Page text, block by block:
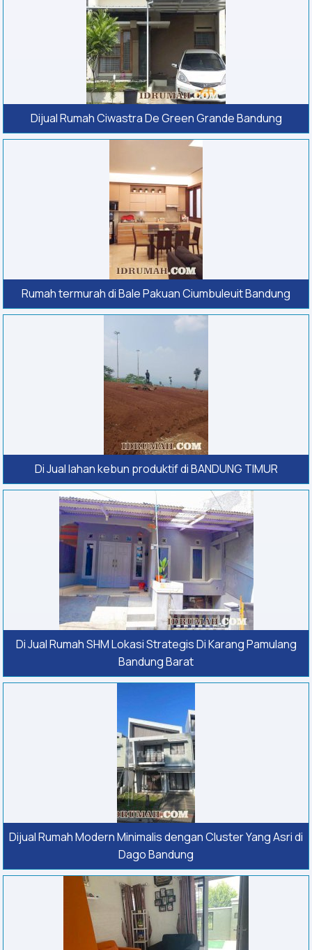
Dijual Rumah Ciwastra De Green Grande Bandung
Rumah termurah di Bale Pakuan Ciumbuleuit Bandung
Di Jual lahan kebun produktif di BANDUNG TIMUR
Di Jual Rumah SHM Lokasi Strategis Di Karang Pamulang
Bandung Barat
Dijual Rumah Modern Minimalis dengan Cluster Yang Asri di
Dago Bandung